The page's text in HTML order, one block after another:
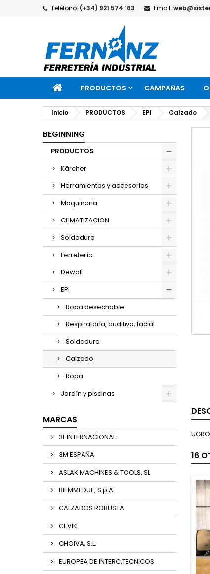
Teléfono: (+34) 921 574 163 Email:
PRODUCTOS CAMPAÑAS
Inicio PRODUCTOS EPI Calzado
BEGINNING
PRODUCTOS
Kärcher
Herramientas y accesorios
Maquinaria
CLIMATIZACION
Soldadura
Ferretería
Dewalt
EPI
Ropa desechable
Respiratoria, auditiva, facial
Soldadura
Calzado
Ropa
Jardín y piscinas
MARCAS
3L INTERNACIONAL.
3M ESPAÑA
ASLAK MACHINES & TOOLS, SL
BIEMMEDUE, S.p.A
CALZADOS ROBUSTA
CEVIK
CHOIVA, S.L.
EUROPEA DE INTERC.TECNICOS
16